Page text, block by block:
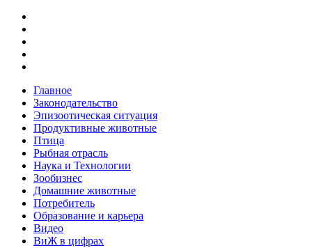
Главное
Законодательство
Эпизоотическая ситуация
Продуктивные животные
Птица
Рыбная отрасль
Наука и Технологии
Зообизнес
Домашние животные
Потребитель
Образование и карьера
Видео
ВиЖ в цифрах